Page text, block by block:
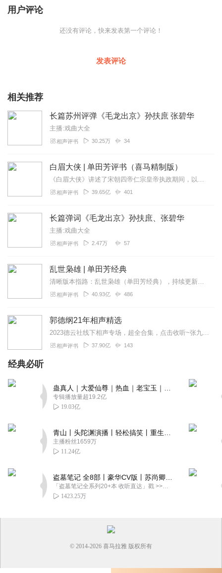
用户评论
还没有评论，快来发表第一个评论！
发表评论
相关推荐
长篇苏州评弹《毛龙出京》孙扶庶 张碧华
主播:戏曲大全
相声评书 30.25万 34
白眉大侠 | 单田芳评书（喜马精制版）
《白眉大侠》讲述了宋朝四帝仁宗皇帝执政期间，以徐良、白云瑞为书胆，包括七侠、大五义、小五义、小七杰等众开封府校尉，在八王赵德芳、包拯、颜查散等清官的支持下，为保...
相声评书 39.65亿 401
长篇弹词《毛龙出京》孙扶庶、张碧华
主播:戏曲大全
相声评书 2.47万 57
乱世枭雄 | 单田芳经典
清晰版本指路：乱世枭雄（单田芳经典），持续更新中《乱世枭雄》讲的是东北王张作霖和其子少帅张学良的传奇故事，是著名评书艺术家单田芳先生根据大量的历史材料和广为流传...
相声评书 40.93亿 486
郭德纲21年相声精选
2023德云社线下相声专场，超全合集，点击收听~张九龄2023年线下专场，全新上线~孟鹤堂2023年线下专场，爆笑收听~高峰栾云平2023年线下专场，超新首发~...
相声评书 37.90亿 143
经典必听
专辑播放量超19.2亿
19.03亿
主播粉丝1659万
11.24亿
「盗墓笔记全系列20+本 收听直达」戳 >>改编自南派三叔同名作品，腾讯音乐娱乐集团出品，冠声文化制作，...
1423.25万
© 2014-2026 喜马拉雅 版权所有